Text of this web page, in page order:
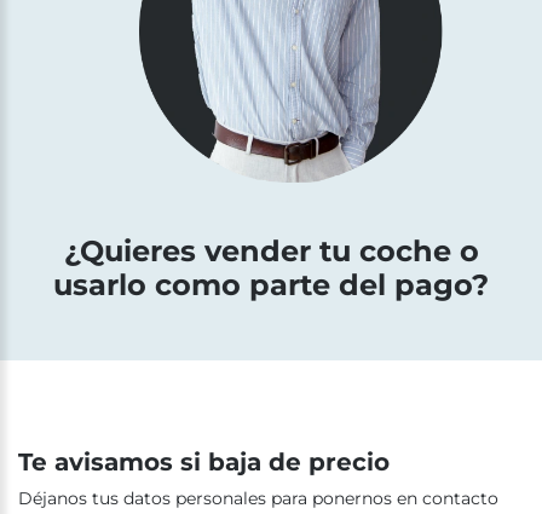
¿Quieres vender tu coche o
usarlo como parte del pago?
Te avisamos si baja de precio
Déjanos tus datos personales para ponernos en contacto